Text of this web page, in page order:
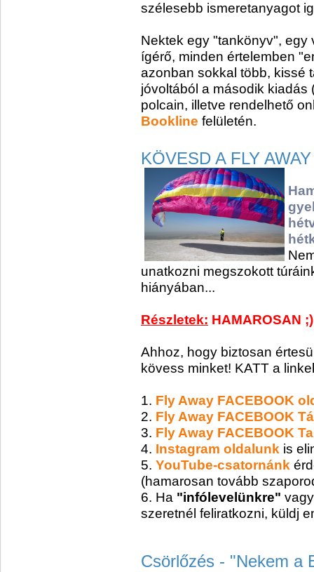
szélesebb ismeretanyagot
Nektek egy "tankönyv",
ígérő, minden értelemben
azonban sokkal több, kissé
jóvoltából a második kiadás
polcain, illetve rendelhető
Bookline felületén.
KÖVESD A FLY
unatkozni megszokott
hiányában...
Részletek: HAMAROSAN ;)
Ahhoz, hogy biztosan
kövess minket! KATT a
1. Fly Away FACEBOOK
2. Fly Away FACEBOOK
3. Fly Away FACEBOOK
4. Instagram oldalunk is
5. YouTube-csatornánk
(hamarosan tovább
6. Ha "infólevelünkre" vagy
szeretnél feliratkozni, küldj
Csörlőzés - "Nekem a